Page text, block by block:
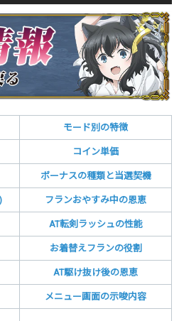
モード別の特徴
コイン単価
ボーナスの種類と当選契機
フランおやすみ中の恩恵
AT転剣ラッシュの性能
お着替えフランの役割
AT駆け抜け後の恩恵
メニュー画面の示唆内容